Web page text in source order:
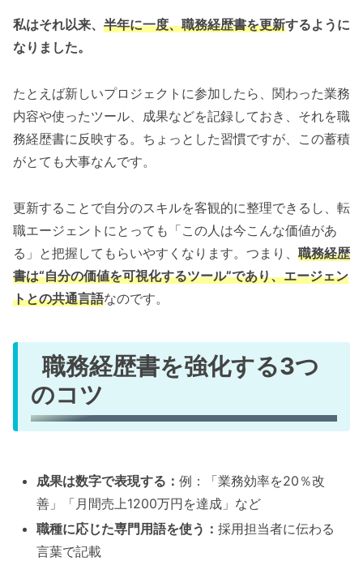
私はそれ以来、 半年に一度、職務経歴書を更新するように
なりました。
たとえば新しいプロジェクトに参加したら、関わった業務
内容や使ったツール、成果などを記録しておき、それを職
務経歴書に反映する。ちょっとした習慣ですが、この蓄積
がとても大事なんです。
更新することで自分のスキルを客観的に整理できるし、転
職エージェントにとっても「この人は今こんな価値があ
る」と把握してもらいやすくなります。つまり、 職務経歴
書は“自分の価値を可視化するツール”であり、エージェン
トとの共通言語なのです。
職務経歴書を強化する3つ
のコツ
成果は数字で表現する：例：「業務効率を20％改
善」「月間売上1200万円を達成」など
職種に応じた専門用語を使う：採用担当者に伝わる
言葉で記載